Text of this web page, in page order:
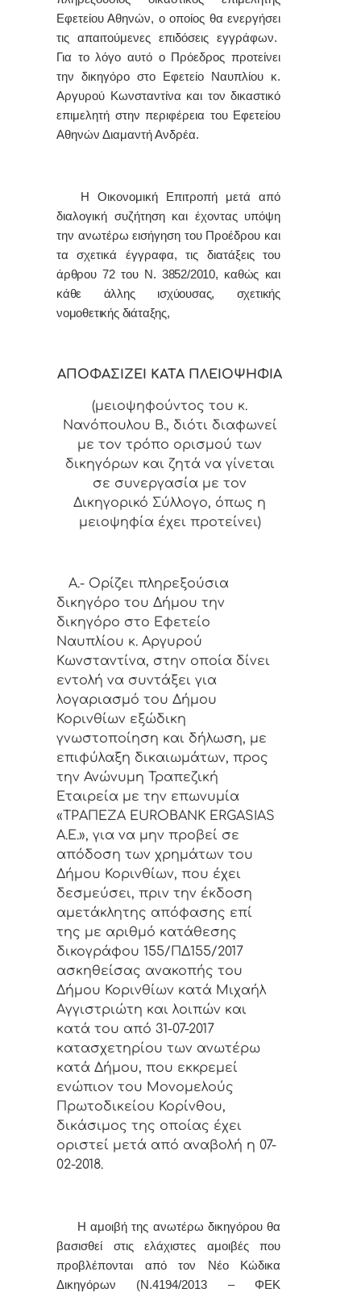
Εφετείου Αθηνών, ο οποίος θα ενεργήσει
τις απαιτούμενες επιδόσεις εγγράφων.
Για το λόγο αυτό ο Πρόεδρος προτείνει
την δικηγόρο στο Εφετείο Ναυπλίου κ.
Αργυρού Κωνσταντίνα και τον δικαστικό
επιμελητή στην περιφέρεια του Εφετείου
Αθηνών Διαμαντή Ανδρέα.
Η Οικονομική Επιτροπή μετά από
διαλογική συζήτηση και έχοντας υπόψη
την ανωτέρω εισήγηση του Προέδρου και
τα σχετικά έγγραφα, τις διατάξεις του
άρθρου 72 του Ν. 3852/2010, καθώς και
κάθε άλλης ισχύουσας, σχετικής
νομοθετικής διάταξης,
ΑΠΟΦΑΣΙΖΕΙ ΚΑΤΑ ΠΛΕΙΟΨΗΦΙΑ
(μειοψηφούντος του κ.
Νανόπουλου Β., διότι διαφωνεί
με τον τρόπο ορισμού των
δικηγόρων και ζητά να γίνεται
σε συνεργασία με τον
Δικηγορικό Σύλλογο, όπως η
μειοψηφία έχει προτείνει)
Α.- Ορίζει πληρεξούσια
δικηγόρο του Δήμου την
δικηγόρο στο Εφετείο
Ναυπλίου κ. Αργυρού
Κωνσταντίνα, στην οποία δίνει
εντολή να συντάξει για
λογαριασμό του Δήμου
Κορινθίων εξώδικη
γνωστοποίηση και δήλωση, με
επιφύλαξη δικαιωμάτων, προς
την Ανώνυμη Τραπεζική
Εταιρεία με την επωνυμία
«ΤΡΑΠΕΖΑ EUROBANK ERGASIAS
A.E.», για να μην προβεί σε
απόδοση των χρημάτων του
Δήμου Κορινθίων, που έχει
δεσμεύσει, πριν την έκδοση
αμετάκλητης απόφασης επί
της με αριθμό κατάθεσης
δικογράφου 155/ΠΔ155/2017
ασκηθείσας ανακοπής του
Δήμου Κορινθίων κατά Μιχαήλ
Αγγιστριώτη και λοιπών και
κατά του από 31-07-2017
κατασχετηρίου των ανωτέρω
κατά Δήμου, που εκκρεμεί
ενώπιον του Μονομελούς
Πρωτοδικείου Κορίνθου,
δικάσιμος της οποίας έχει
οριστεί μετά από αναβολή η 07-
02-2018.
Η αμοιβή της ανωτέρω δικηγόρου θα
βασισθεί στις ελάχιστες αμοιβές που
προβλέπονται από τον Νέο Κώδικα
Δικηγόρων (Ν.4194/2013 – ΦΕΚ